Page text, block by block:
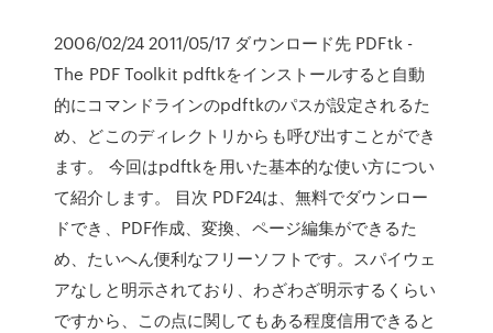
2006/02/24 2011/05/17 ダウンロード先 PDFtk -
The PDF Toolkit pdftkをインストールすると自動
的にコマンドラインのpdftkのパスが設定されるた
め、どこのディレクトリからも呼び出すことができ
ます。 今回はpdftkを用いた基本的な使い方につい
て紹介します。 目次 PDF24は、無料でダウンロー
ドでき、PDF作成、変換、ページ編集ができるた
め、たいへん便利なフリーソフトです。スパイウェ
アなしと明示されており、わざわざ明示するくらい
ですから、この点に関してもある程度信用できると